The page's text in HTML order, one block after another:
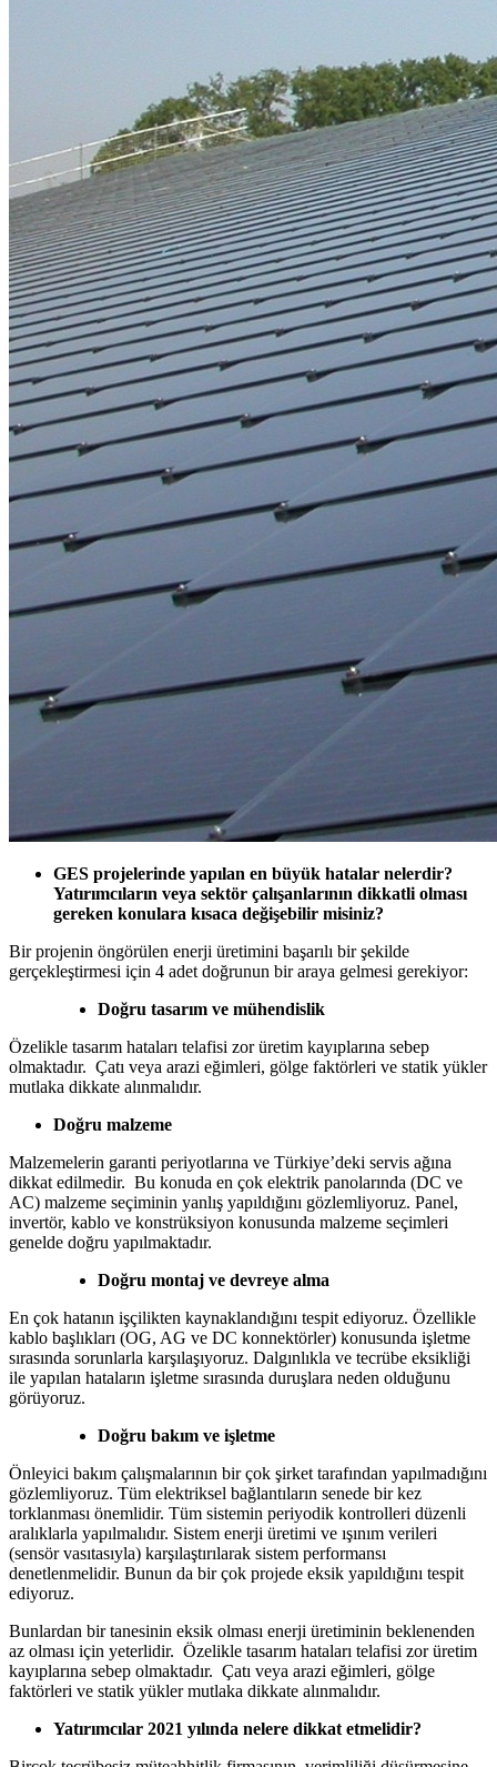
GES projelerinde yapılan en büyük hatalar nelerdir?
Yatırımcıların veya sektör çalışanlarının dikkatli olması
gereken konulara kısaca değişebilir misiniz?
Bir projenin öngörülen enerji üretimini başarılı bir şekilde
gerçekleştirmesi için 4 adet doğrunun bir araya gelmesi gerekiyor:
Doğru tasarım ve mühendislik
Özelikle tasarım hataları telafisi zor üretim kayıplarına sebep
olmaktadır. Çatı veya arazi eğimleri, gölge faktörleri ve statik yükler
mutlaka dikkate alınmalıdır.
Doğru malzeme
Malzemelerin garanti periyotlarına ve Türkiye’deki servis ağına
dikkat edilmedir. Bu konuda en çok elektrik panolarında (DC ve
AC) malzeme seçiminin yanlış yapıldığını gözlemliyoruz. Panel,
invertör, kablo ve konstrüksiyon konusunda malzeme seçimleri
genelde doğru yapılmaktadır.
Doğru montaj ve devreye alma
En çok hatanın işçilikten kaynaklandığını tespit ediyoruz. Özellikle
kablo başlıkları (OG, AG ve DC konnektörler) konusunda işletme
sırasında sorunlarla karşılaşıyoruz. Dalgınlıkla ve tecrübe eksikliği
ile yapılan hataların işletme sırasında duruşlara neden olduğunu
görüyoruz.
Doğru bakım ve işletme
Önleyici bakım çalışmalarının bir çok şirket tarafından yapılmadığını
gözlemliyoruz. Tüm elektriksel bağlantıların senede bir kez
torklanması önemlidir. Tüm sistemin periyodik kontrolleri düzenli
aralıklarla yapılmalıdır. Sistem enerji üretimi ve ışınım verileri
(sensör vasıtasıyla) karşılaştırılarak sistem performansı
denetlenmelidir. Bunun da bir çok projede eksik yapıldığını tespit
ediyoruz.
Bunlardan bir tanesinin eksik olması enerji üretiminin beklenenden
az olması için yeterlidir. Özelikle tasarım hataları telafisi zor üretim
kayıplarına sebep olmaktadır. Çatı veya arazi eğimleri, gölge
faktörleri ve statik yükler mutlaka dikkate alınmalıdır.
Yatırımcılar 2021 yılında nelere dikkat etmelidir?